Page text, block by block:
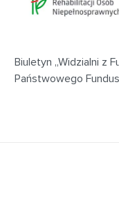
Biuletyn „Widzialni z
Państwowego